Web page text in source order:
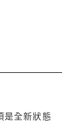
是全新狀態